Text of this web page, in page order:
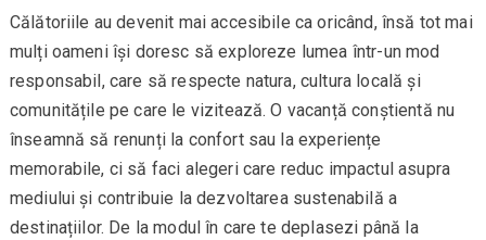
Călătoriile au devenit mai accesibile ca oricând, însă tot mai
mulți oameni își doresc să exploreze lumea într-un mod
responsabil, care să respecte natura, cultura locală și
comunitățile pe care le vizitează. O vacanță conștientă nu
înseamnă să renunți la confort sau la experiențe
memorabile, ci să faci alegeri care reduc impactul asupra
mediului și contribuie la dezvoltarea sustenabilă a
destinațiilor. De la modul în care te deplasezi până la